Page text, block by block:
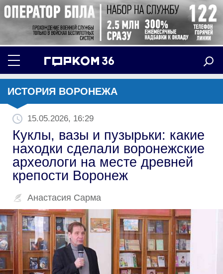
ИСТОРИЯ ВОРОНЕЖА
15.05.2026, 16:29
Куклы, вазы и пузырьки: какие
находки сделали воронежские
археологи на месте древней
крепости Воронеж
Анастасия Сарма